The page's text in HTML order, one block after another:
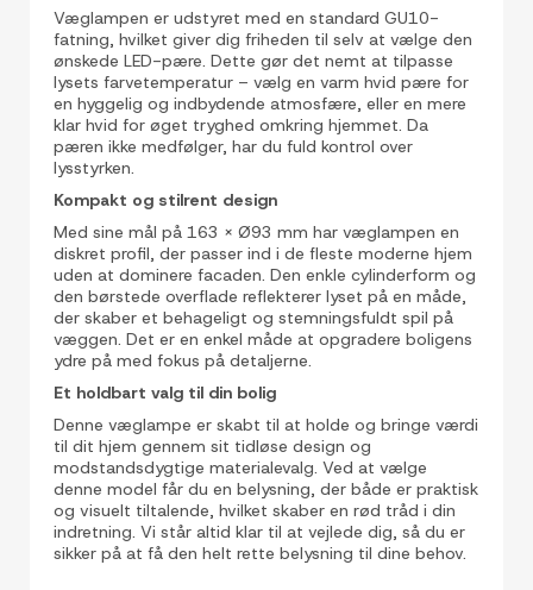
Væglampen er udstyret med en standard GU10-
fatning, hvilket giver dig friheden til selv at vælge den
ønskede LED-pære. Dette gør det nemt at tilpasse
lysets farvetemperatur – vælg en varm hvid pære for
en hyggelig og indbydende atmosfære, eller en mere
klar hvid for øget tryghed omkring hjemmet. Da
pæren ikke medfølger, har du fuld kontrol over
lysstyrken.
Kompakt og stilrent design
Med sine mål på 163 x Ø93 mm har væglampen en
diskret profil, der passer ind i de fleste moderne hjem
uden at dominere facaden. Den enkle cylinderform og
den børstede overflade reflekterer lyset på en måde,
der skaber et behageligt og stemningsfuldt spil på
væggen. Det er en enkel måde at opgradere boligens
ydre på med fokus på detaljerne.
Et holdbart valg til din bolig
Denne væglampe er skabt til at holde og bringe værdi
til dit hjem gennem sit tidløse design og
modstandsdygtige materialevalg. Ved at vælge
denne model får du en belysning, der både er praktisk
og visuelt tiltalende, hvilket skaber en rød tråd i din
indretning. Vi står altid klar til at vejlede dig, så du er
sikker på at få den helt rette belysning til dine behov.